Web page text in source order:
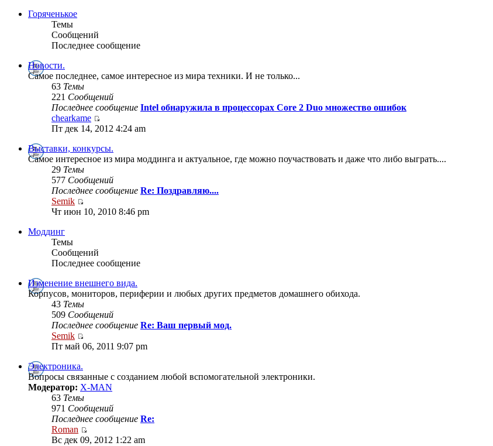
Горяченькое
Темы
Сообщений
Последнее сообщение
Новости.
Самое последнее, самое интересное из мира техники. И не только...
63 Темы
221 Сообщений
Последнее сообщение Intel обнаружила в процессорах Core 2 Duo множество ошибок
chearkame
Пт дек 14, 2012 4:24 am
Выставки, конкурсы.
Самое интересное из мира моддинга и актуальное, где можно поучаствовать и даже что либо выграть....
29 Темы
577 Сообщений
Последнее сообщение Re: Поздравляю....
Semik
Чт июн 10, 2010 8:46 pm
Моддинг
Темы
Сообщений
Последнее сообщение
Изменение внешнего вида.
Корпусов, мониторов, периферии и любых других предметов домашнего обихода.
43 Темы
509 Сообщений
Последнее сообщение Re: Ваш первый мод.
Semik
Пт май 06, 2011 9:07 pm
Электроника.
Вопросы связанные с созданием любой вспомогательной электроники.
Модератор: X-MAN
63 Темы
971 Сообщений
Последнее сообщение Re:
Roman
Вс дек 09, 2012 1:22 am